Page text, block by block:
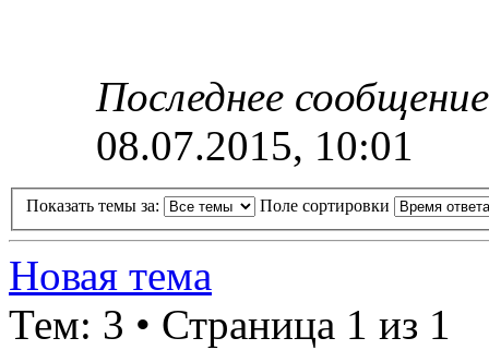
Последнее
08.07.2015, 10:01
Показать темы за: Поле сортировки
Новая тема
Тем: 3 • Страница 1 из 1